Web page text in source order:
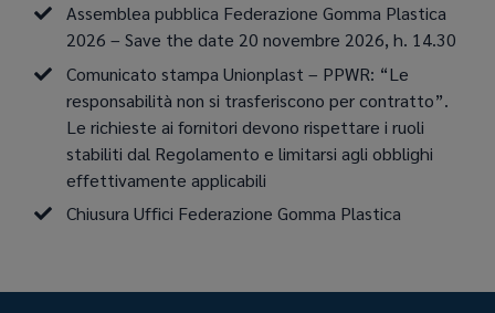
Assemblea pubblica Federazione Gomma Plastica
2026 – Save the date 20 novembre 2026, h. 14.30
Comunicato stampa Unionplast – PPWR: “Le
responsabilità non si trasferiscono per contratto”.
Le richieste ai fornitori devono rispettare i ruoli
stabiliti dal Regolamento e limitarsi agli obblighi
effettivamente applicabili
Chiusura Uffici Federazione Gomma Plastica